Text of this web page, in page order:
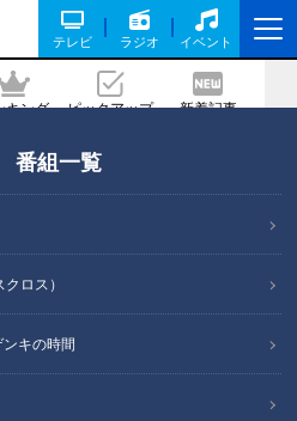
テレビ ラジオ イベント
キング ピックアップ 新着記事
番組一覧
ロス）
キの時間